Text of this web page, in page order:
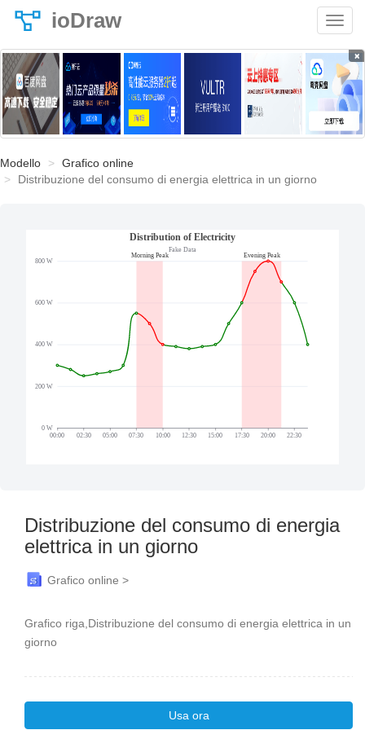
ioDraw
×
Modello
Grafico online
Distribuzione del consumo di energia elettrica in un giorno
Distribuzione del consumo di energia
elettrica in un giorno
Grafico online >
Grafico riga,Distribuzione del consumo di energia elettrica in un
giorno
Usa ora